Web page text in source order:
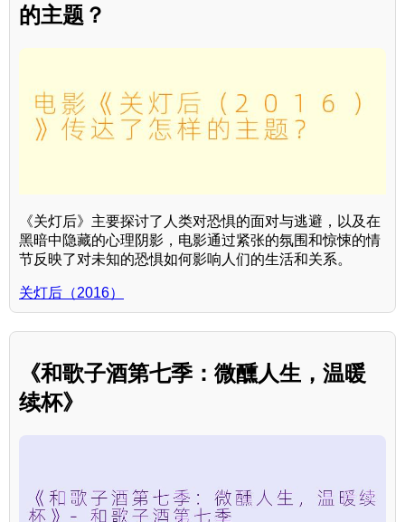
的主题？
《关灯后》主要探讨了人类对恐惧的面对与逃避，以及在
黑暗中隐藏的心理阴影，电影通过紧张的氛围和惊悚的情
节反映了对未知的恐惧如何影响人们的生活和关系。
关灯后（2016）
《和歌子酒第七季：微醺人生，温暖
续杯》